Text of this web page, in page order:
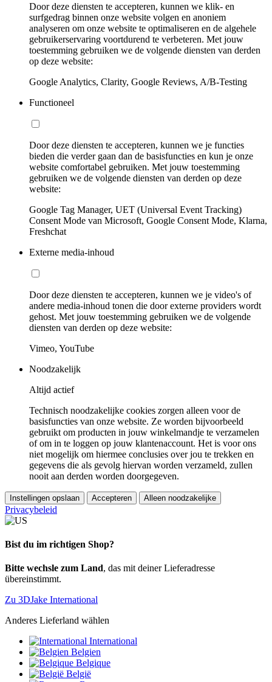
Door deze diensten te accepteren, kunnen we klik- en
surfgedrag binnen onze website volgen en anoniem
analyseren om onze website te optimaliseren en de algehele
gebruikerservaring voortdurend te verbeteren. Met jouw
toestemming gebruiken we de volgende diensten van derden
op deze website:
Google Analytics, Clarity, Google Reviews, A/B-Testing
Functioneel
Door deze diensten te accepteren, kunnen we je functies
bieden die verder gaan dan de basisfuncties en kun je onze
website comfortabel gebruiken. Met jouw toestemming
gebruiken we de volgende diensten van derden op deze
website:
Google Tag Manager, UET (Universal Event Tracking)
Consent Mode van Microsoft, Google Consent Mode, Klarna,
Freshchat
Externe media-inhoud
Door deze diensten te accepteren, kunnen we je video's of
andere media-inhoud tonen die door externe providers wordt
gehost. Met jouw toestemming gebruiken we de volgende
diensten van derden op deze website:
Vimeo, YouTube
Noodzakelijk
Altijd actief
Technisch noodzakelijke cookies zorgen alleen voor de
basisfuncties van onze website. Ze worden bijvoorbeeld
gebruikt om producten in jouw winkelmandje te verzamelen
of om in te loggen op jouw klantenaccount. Het is voor ons
niet mogelijk om hiermee conclusies over jou te trekken en
gegevens die als gevolg hiervan worden verzameld, zullen
nooit aan derden worden doorgegeven.
Instellingen opslaan Accepteren Alleen noodzakelijke
Privacybeleid
Bist du im richtigen Shop?
Bitte wechsle zum Land, das mit deiner Lieferadresse
übereinstimmt.
Zu 3DJake International
Anderes Lieferland wählen
International
Belgien
Belgique
België